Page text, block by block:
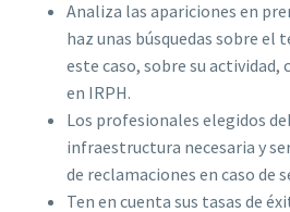
Analiza las apariciones en
haz unas búsquedas sobre el
este caso, sobre su
en IRPH.
Los profesionales elegidos
infraestructura necesaria y
de reclamaciones en caso de
Ten en cuenta sus tasas de